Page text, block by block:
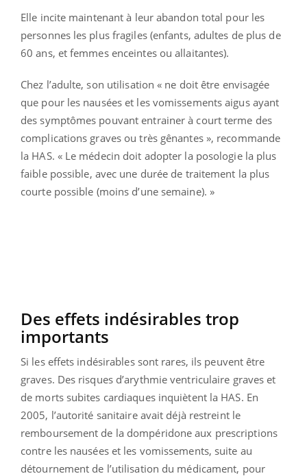
Elle incite maintenant à leur abandon total pour les
personnes les plus fragiles (enfants, adultes de plus de
60 ans, et femmes enceintes ou allaitantes).
Chez l’adulte, son utilisation « ne doit être envisagée
que pour les nausées et les vomissements aigus ayant
des symptômes pouvant entrainer à court terme des
complications graves ou très gênantes », recommande
la HAS. « Le médecin doit adopter la posologie la plus
faible possible, avec une durée de traitement la plus
courte possible (moins d’une semaine). »
Des effets indésirables trop
importants
Si les effets indésirables sont rares, ils peuvent être
graves. Des risques d’arythmie ventriculaire graves et
de morts subites cardiaques inquiètent la HAS. En
2005, l’autorité sanitaire avait déjà restreint le
remboursement de la dompéridone aux prescriptions
contre les nausées et les vomissements, suite au
détournement de l’utilisation du médicament, pour